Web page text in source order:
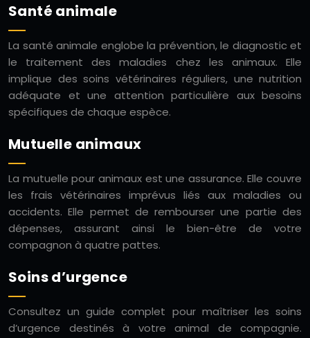
Santé animale
La santé animale englobe la prévention, le diagnostic et
le traitement des maladies chez les animaux. Elle
implique des soins vétérinaires réguliers, une nutrition
adéquate et une attention particulière aux besoins
spécifiques de chaque espèce.
Mutuelle animaux
La mutuelle pour animaux est une assurance. Elle couvre
les frais vétérinaires imprévus liés aux maladies ou
accidents. Elle permet de rembourser une partie des
dépenses, assurant ainsi le bien-être de votre
compagnon à quatre pattes.
Soins d’urgence
Consultez un guide complet pour maîtriser les soins
d’urgence destinés à votre animal de compagnie.